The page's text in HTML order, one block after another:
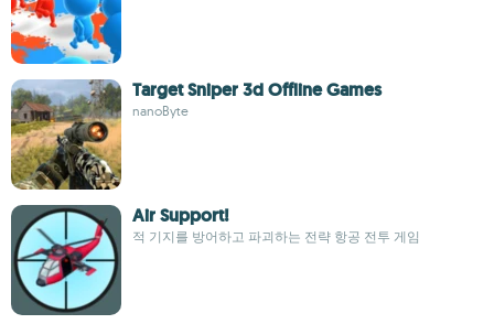
Target Sniper 3d Offline Games
nanoByte
Air Support!
적 기지를 방어하고 파괴하는 전략 항공 전투 게임